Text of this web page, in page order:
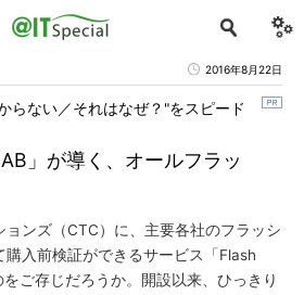
2016年8月22日
」が導く、オールフラッ
らない／それはなぜ？"をスピード
ンズ（CTC）に、主要各社のフラッシ
購入前検証ができるサービス「Flash
ご存じだろうか。開設以来、ひっきり